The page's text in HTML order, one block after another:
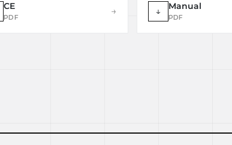
CE
PDF
→ ↓ Manual
PDF